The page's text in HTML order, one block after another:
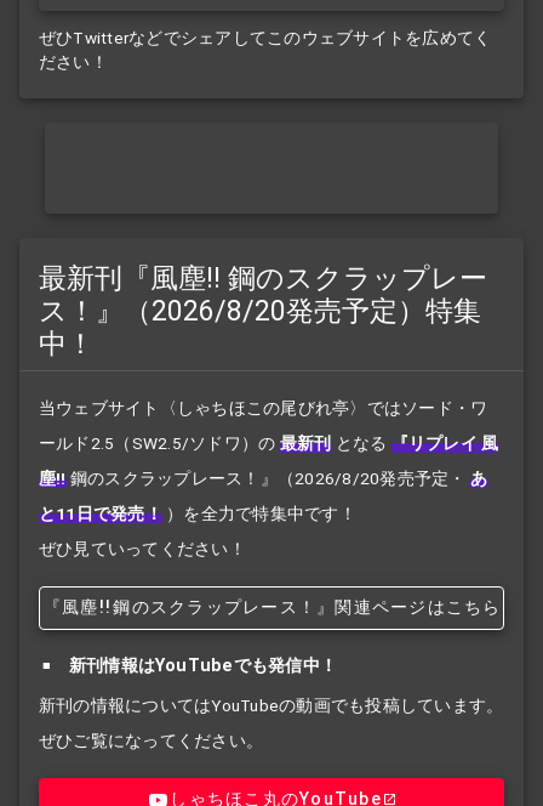
ぜひTwitterなどでシェアしてこのウェブサイトを広めてく
ださい！
最新刊『風塵!! 鋼のスクラップレー
ス！』（2026/8/20発売予定）特集
中！
当ウェブサイト〈しゃちほこの尾びれ亭〉ではソード・ワ
ールド2.5（SW2.5/ソドワ）の 最新刊 となる 『リプレイ 風
塵!! 鋼のスクラップレース！』 （2026/8/20発売予定・ あ
と11日で発売！ ）を全力で特集中です！
ぜひ見ていってください！
『風塵!! 鋼のスクラップレース！』関連ページはこちら
新刊情報はYouTubeでも発信中！
新刊の情報についてはYouTubeの動画でも投稿しています。
ぜひご覧になってください。
しゃちほこ丸のYouTube